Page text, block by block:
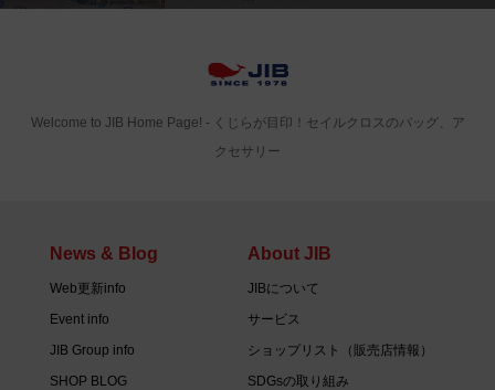
Welcome to JIB Home Page! ‐ くじらが目印！セイルクロスのバッグ、ア
クセサリー
News & Blog
Web更新info
Event info
JIB Group info
SHOP BLOG
About JIB
JIBについて
サービス
ショップリスト（販売店情報）
SDGsの取り組み